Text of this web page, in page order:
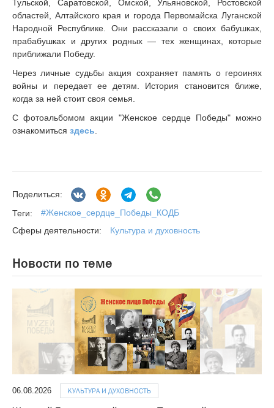
Тульской, Саратовской, Омской, Ульяновской, Ростовской
областей, Алтайского края и города Первомайска Луганской
Народной Республике. Они рассказали о своих бабушках,
прабабушках и других родных — тех женщинах, которые
приближали Победу.
Через личные судьбы акция сохраняет память о героинях
войны и передает ее детям. История становится ближе,
когда за ней стоит своя семья.
С фотоальбомом акции "Женское сердце Победы" можно
ознакомиться здесь
Поделиться:
Теги:
#Женское_сердце_Победы_КОДБ
Сферы деятельности:
Культура и духовность
Новости по теме
06.08.2026 КУЛЬТУРА И ДУХОВНОСТЬ